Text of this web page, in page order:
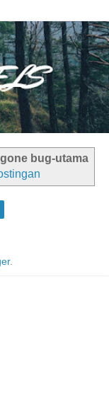
bug-utama
.